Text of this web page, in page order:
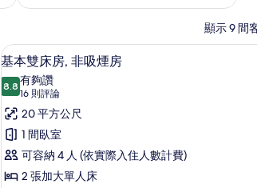
顯示 9 間
顯
示
基
本
雙
床
房,
基本雙床房, 非吸煙
6
基本雙床房, 非吸煙房
8.88.8 分，滿分 10 分
有夠讚
16 則評論
(16
則
評
論)
20 平方公尺
1 間臥室
可容納 4 人 (依實際入住人數計費)
2 張加大單人床